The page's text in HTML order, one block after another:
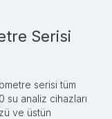
Serisi
serisi tüm
su analiz cihazları
ve üstün